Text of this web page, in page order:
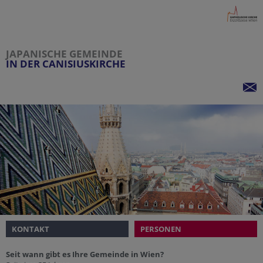
JAPANISCHE GEMEINDE
IN DER CANISIUSKIRCHE
KONTAKT PERSONEN
Seit wann gibt es Ihre Gemeinde in Wien?